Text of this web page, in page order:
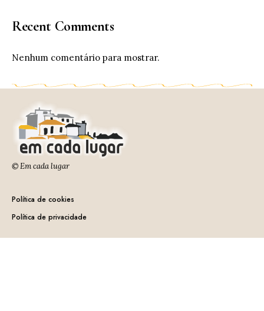
Recent Comments
Nenhum comentário para mostrar.
© Em cada lugar
Política de cookies
Política de privacidade